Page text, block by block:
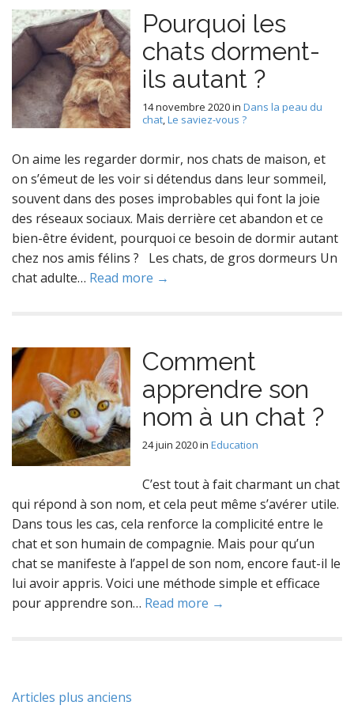
Pourquoi les
chats dorment-
ils autant ?
14 novembre 2020in Dans la peau du
chat,Le saviez-vous ?
On aime les regarder dormir, nos chats de maison, et
on s’émeut de les voir si détendus dans leur sommeil,
souvent dans des poses improbables qui font la joie
des réseaux sociaux. Mais derrière cet abandon et ce
bien-être évident, pourquoi ce besoin de dormir autant
chez nos amis félins ? Les chats, de gros dormeurs Un
chat adulte… Read more →
Comment
apprendre son
nom à un chat ?
24 juin 2020in Education
C’est tout à fait charmant un chat
qui répond à son nom, et cela peut même s’avérer utile.
Dans tous les cas, cela renforce la complicité entre le
chat et son humain de compagnie. Mais pour qu’un
chat se manifeste à l’appel de son nom, encore faut-il le
lui avoir appris. Voici une méthode simple et efficace
pour apprendre son… Read more →
Navigation
Articles plus anciens